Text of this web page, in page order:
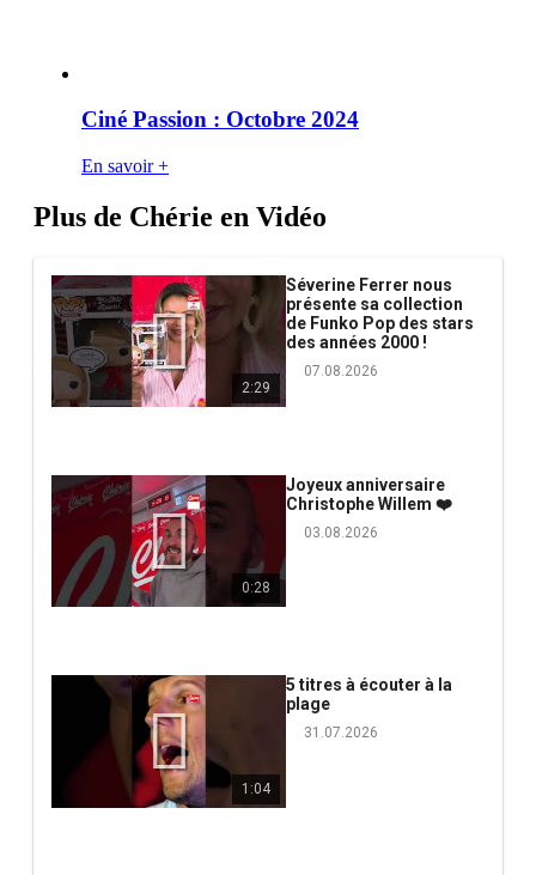
Ciné Passion : Octobre 2024
En savoir +
Plus de Chérie en Vidéo
2:29
Séverine Ferrer nous
présente sa collection
de Funko Pop des stars
des années 2000 !
07.08.2026
0:28
Joyeux anniversaire
Christophe Willem ❤️
03.08.2026
1:04
5 titres à écouter à la
plage
31.07.2026